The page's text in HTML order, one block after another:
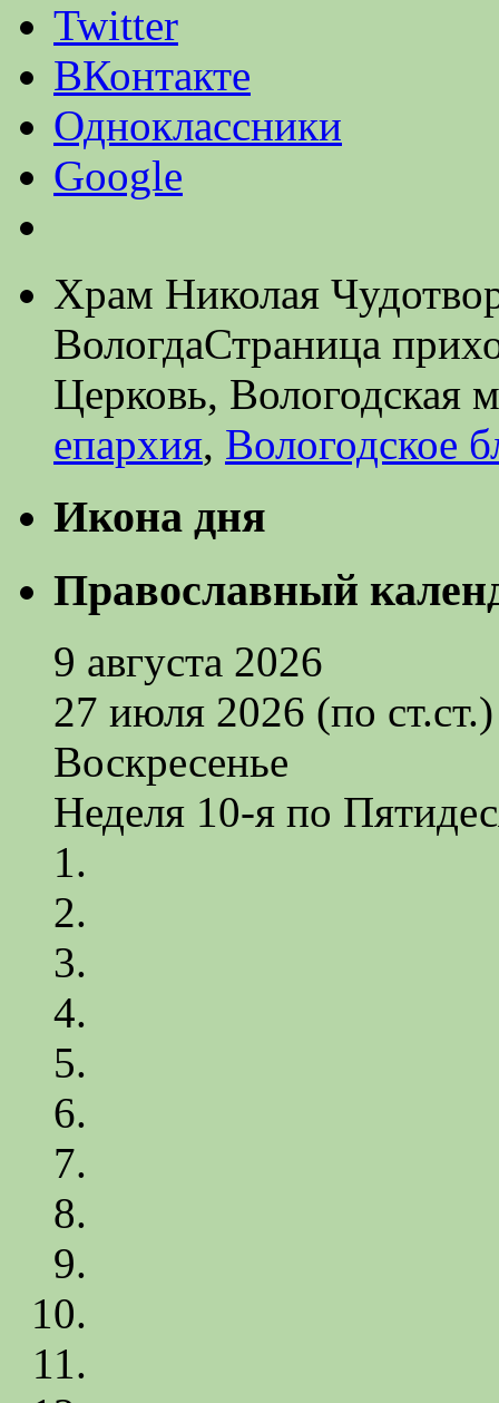
Twitter
ВКонтакте
Одноклассники
Google
Храм Николая
ВологдаСтраница
Церковь, Вологодская
епархия, Вологодское
Икона дня
Православный
9 августа 2026
27 июля 2026 (по ст.ст.)
Воскресенье
Неделя 10-я по